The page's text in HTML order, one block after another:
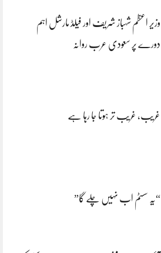
وزیر اعظم شہباز شریف اور فیلڈ مارشل اہم
دورے پر سعودی عرب روانہ
غریب، غریب تر ہوتا جا رہا ہے
“یہ سسٹم اب نہیں چلے گا”